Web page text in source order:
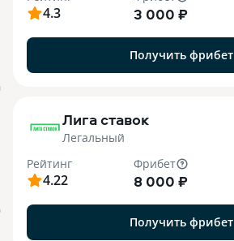
4.3 3 000 ₽
Получить фрибет
Лига ставок
Легальный
Рейтинг
4.22
Фрибет
8 000 ₽
Получить фрибет